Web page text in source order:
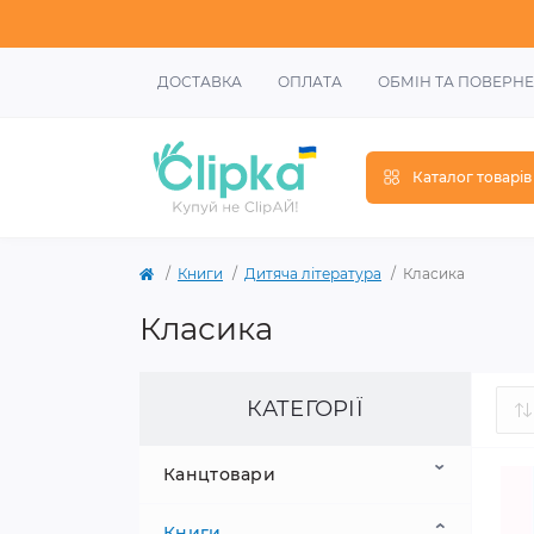
ДОСТАВКА ОПЛАТА ОБМІН ТА
Каталог товарів
Книги Дитяча література Класика
Класика
КАТЕГОРІЇ
Канцтовари